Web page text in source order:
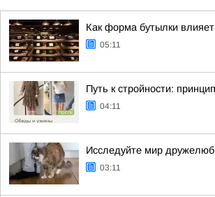
Как форма бутылки
05:11
Путь к стройности:
04:11
Исследуйте мир
03:11